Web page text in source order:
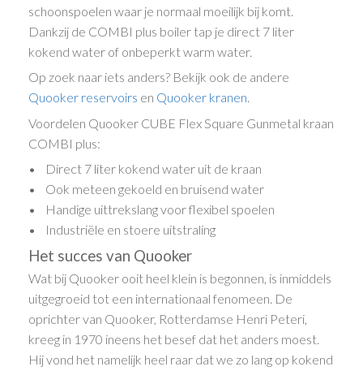
schoonspoelen waar je normaal moeilijk bij komt.
Dankzij de COMBI plus boiler tap je direct 7 liter
kokend water of onbeperkt warm water.
Op zoek naar iets anders? Bekijk ook de andere
Quooker reservoirs en Quooker kranen.
Voordelen Quooker CUBE Flex Square Gunmetal kraan
COMBI plus:
• Direct 7 liter kokend water uit de kraan
• Ook meteen gekoeld en bruisend water
• Handige uittrekslang voor flexibel spoelen
• Industriële en stoere uitstraling
Het succes van Quooker
Wat bij Quooker ooit heel klein is begonnen, is inmiddels
uitgegroeid tot een internationaal fenomeen. De
oprichter van Quooker, Rotterdamse Henri Peteri,
kreeg in 1970 ineens het besef dat het anders moest.
Hij vond het namelijk heel raar dat we zo lang op kokend